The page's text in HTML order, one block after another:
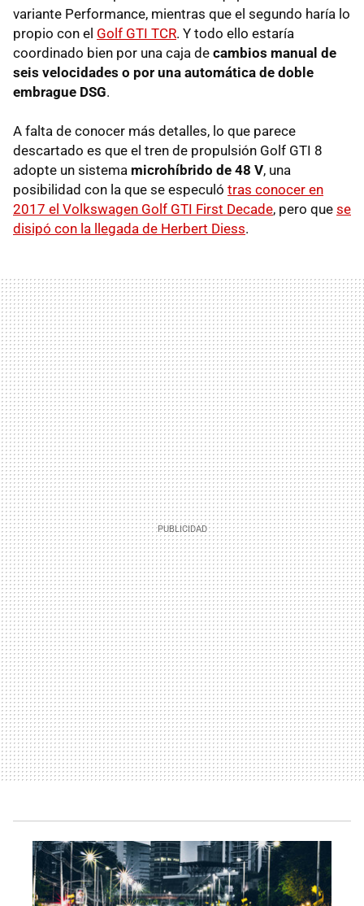
variante Performance, mientras que el segundo haría lo
propio con el Golf GTI TCR. Y todo ello estaría
coordinado bien por una caja de cambios manual de
seis velocidades o por una automática de doble
embrague DSG.
A falta de conocer más detalles, lo que parece
descartado es que el tren de propulsión Golf GTI 8
adopte un sistema microhíbrido de 48 V, una
posibilidad con la que se especuló tras conocer en
2017 el Volkswagen Golf GTI First Decade, pero que se
disipó con la llegada de Herbert Diess.